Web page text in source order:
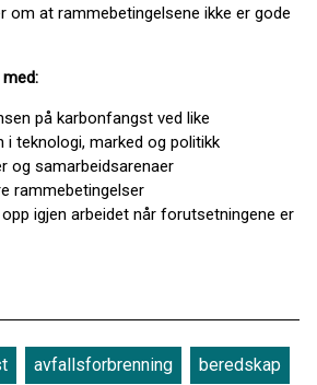
om at rammebetingelsene ikke er gode
på karbonfangst ved like
i teknologi, marked og politikk
og samarbeidsarenaer
rammebetingelser
igjen arbeidet når forutsetningene er
avfallsforbrenning beredskap